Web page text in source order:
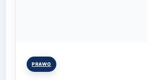
Posted
PRAWO